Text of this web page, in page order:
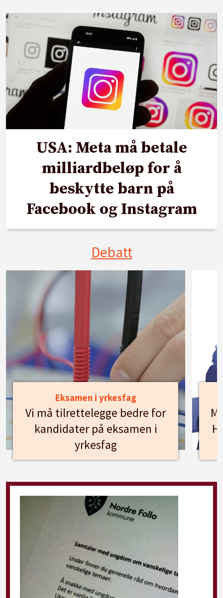
USA: Meta må betale
milliardbeløp for å
beskytte barn på
Facebook og Instagram
Debatt
Eksamen i yrkesfag
Vi må tilrettelegge bedre for
kandidater på eksamen i
yrkesfag